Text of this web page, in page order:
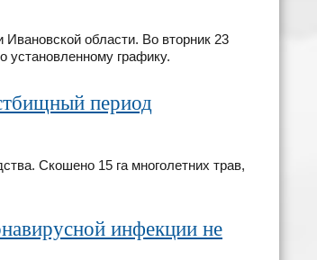
области. Во вторник 23
установленному графику.
период
Скошено 15 га многолетних трав,
инфекции не